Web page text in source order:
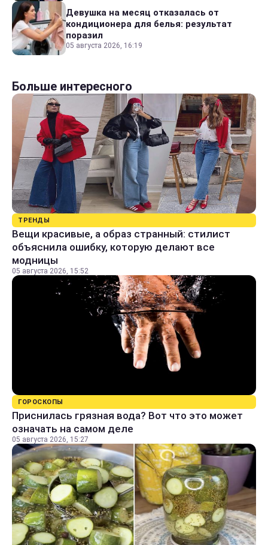
Девушка на месяц отказалась от
кондиционера для белья: результат
поразил
05 августа 2026, 16:19
Больше интересного
ТРЕНДЫ
Вещи красивые, а образ странный: стилист
объяснила ошибку, которую делают все
модницы
05 августа 2026, 15:52
ГОРОСКОПЫ
Приснилась грязная вода? Вот что это может
означать на самом деле
05 августа 2026, 15:27